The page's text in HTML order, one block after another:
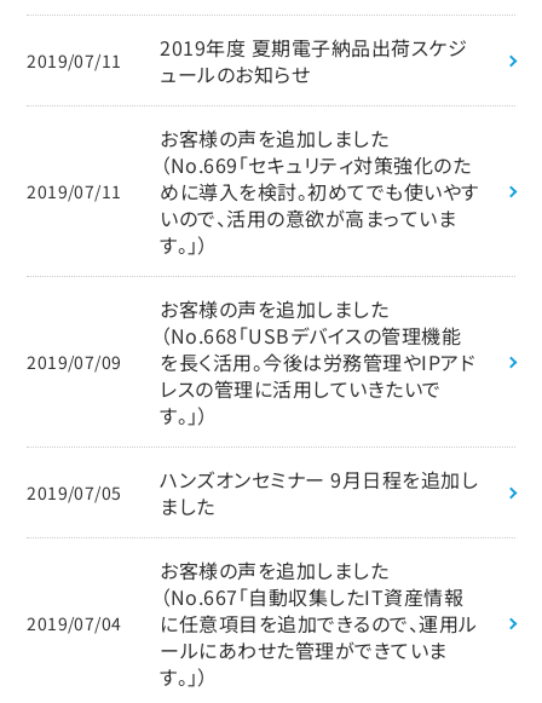
2019/07/11
2019年度 夏期電子納品出荷スケジ
ュールのお知らせ
2019/07/11
お客様の声を追加しました
（No.669「セキュリティ対策強化のた
めに導入を検討。初めてでも使いやす
いので、活用の意欲が高まっていま
す。」）
2019/07/09
お客様の声を追加しました
（No.668「USBデバイスの管理機能
を長く活用。今後は労務管理やIPアド
レスの管理に活用していきたいで
す。」）
2019/07/05
ハンズオンセミナー 9月日程を追加し
ました
2019/07/04
お客様の声を追加しました
（No.667「自動収集したIT資産情報
に任意項目を追加できるので、運用ル
ールにあわせた管理ができていま
す。」）